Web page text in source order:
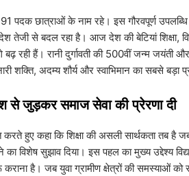
पदक छात्राओं के नाम रहे। इस गौरवपूर्ण
तेजी से बदल रहा है। आज देश की बेटियां शिक्षा,
रही हैं। रानी दुर्गावती की 500वीं जन्म
शक्ति, अदम्य शौर्य और स्वाभिमान का सबसे बड़ा
से जुड़कर समाज सेवा की प्रेरणा दी
करते हुए कहा कि शिक्षा की असली सार्थकता तब
का विशेष सुझाव दिया। इस पहल का मुख्य उद्देश्य
कराना है। जब युवा ग्रामीण क्षेत्रों की समस्याओं